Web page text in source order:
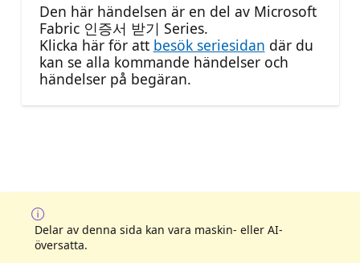
Den här händelsen är en del av Microsoft
Fabric 인증서 받기 Series.
Klicka här för att besök seriesidan där du
kan se alla kommande händelser och
händelser på begäran.
Delar av denna sida kan vara maskin- eller AI-
översatta.